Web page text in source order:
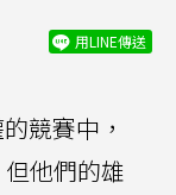
用LINE傳送
競賽中，
他們的雄